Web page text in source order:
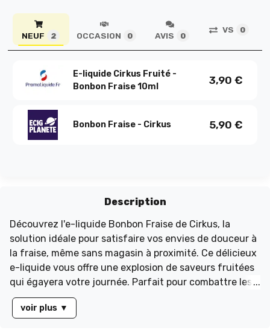
NEUF 2 OCCASION 0 AVIS 0
VS 0
E-liquide Cirkus Fruité -
Bonbon Fraise 10ml
3,90 €
Bonbon Fraise - Cirkus 5,90 €
Description
Découvrez l'e-liquide Bonbon Fraise de Cirkus, la
solution idéale pour satisfaire vos envies de douceur à
la fraise, même sans magasin à proximité. Ce délicieux
e-liquide vous offre une explosion de saveurs fruitées
qui égayera votre journée. Parfait pour combattre les
moments de grisaille, il deviendra rapidement votre
allié préféré. Disponible en flacon de 10 ml, il propose
voir plus ▼